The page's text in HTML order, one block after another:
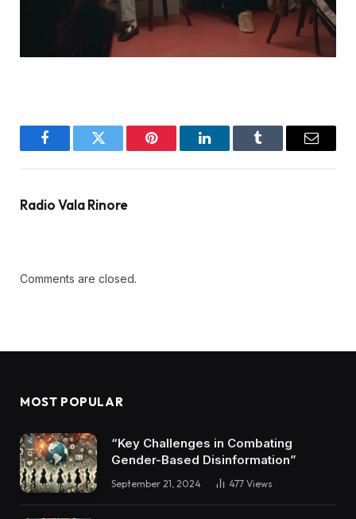
FacebookTwitter Pinterest LinkedInTumblr Email
Radio Vala Rinore
Comments are closed.
MOST POPULAR
“Key Challenges in Combating
Gender-Based Disinformation”
September 21, 2024 477 Views